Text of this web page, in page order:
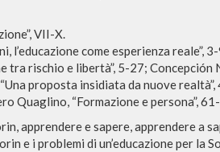
VII-X.
l’educazione come esperienza reale”,
tra rischio e libertà”, 5-27;
proposta insidiata da nuove
Quaglino, “Formazione e persona”,
apprendere e sapere, apprendere a
e i problemi di un’educazione per la